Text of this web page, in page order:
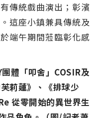
傳統戲曲演出；彰濱
這座小鎮兼具傳統及
端午期間蒞臨彰化感
體「叩舍」COSIR及
莉蓮》、《排球少
從零開始的異世界生